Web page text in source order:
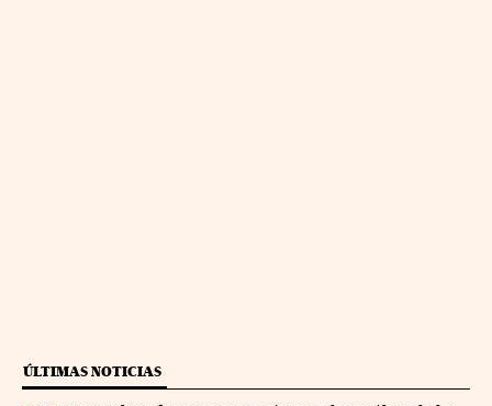
ÚLTIMAS NOTICIAS